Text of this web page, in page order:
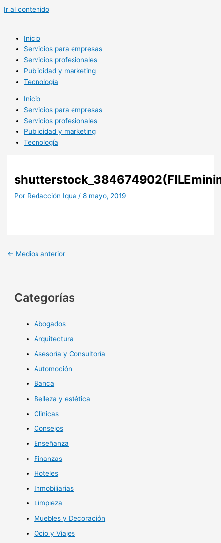
Ir al contenido
Inicio
Servicios para empresas
Servicios profesionales
Publicidad y marketing
Tecnología
Inicio
Servicios para empresas
Servicios profesionales
Publicidad y marketing
Tecnología
Por Redacción Iqua /8 mayo, 2019
← Medios anterior
Categorías
Abogados
Arquitectura
Asesoría y Consultoría
Automoción
Banca
Belleza y estética
Clinicas
Consejos
Enseñanza
Finanzas
Hoteles
Inmobiliarias
Limpieza
Muebles y Decoración
Ocio y Viajes